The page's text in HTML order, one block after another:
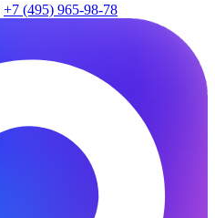
+7 (495) 965-98-78